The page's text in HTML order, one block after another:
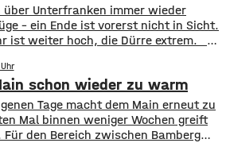
über Unterfranken immer wieder
– ein Ende ist vorerst nicht in Sicht.
ist weiter hoch, die Dürre extrem.
wieder Kontrollflüge statt.
dabei Ausschau nach möglichen
bleibt angespannt: Nicht nur
schon wieder zu warm
Tage macht dem Main erneut zu
Mal binnen weniger Wochen greift
den Bereich zwischen Bamberg